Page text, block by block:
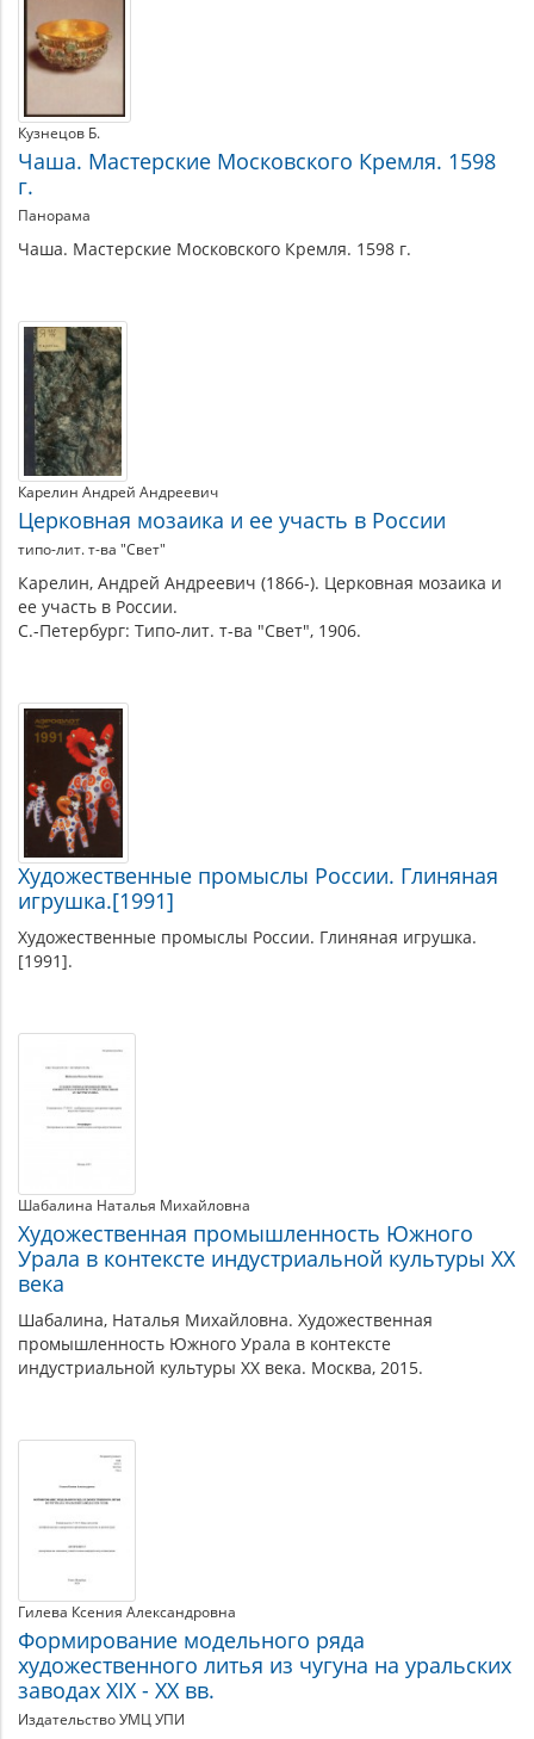
Кузнецов Б.
Чаша. Мастерские Московского Кремля. 1598
г.
Панорама
Чаша. Мастерские Московского Кремля. 1598 г.
Карелин Андрей Андреевич
Церковная мозаика и ее участь в России
типо-лит. т-ва "Свет"
Карелин, Андрей Андреевич (1866-). Церковная мозаика и
ее участь в России.
С.-Петербург: Типо-лит. т-ва "Свет", 1906.
Художественные промыслы России. Глиняная
игрушка.[1991]
Художественные промыслы России. Глиняная игрушка.
[1991].
Шабалина Наталья Михайловна
Художественная промышленность Южного
Урала в контексте индустриальной культуры XX
века
Шабалина, Наталья Михайловна. Художественная
промышленность Южного Урала в контексте
индустриальной культуры XX века. Москва, 2015.
Гилева Ксения Александровна
Формирование модельного ряда
художественного литья из чугуна на уральских
заводах XIX - XX вв.
Издательство УМЦ УПИ